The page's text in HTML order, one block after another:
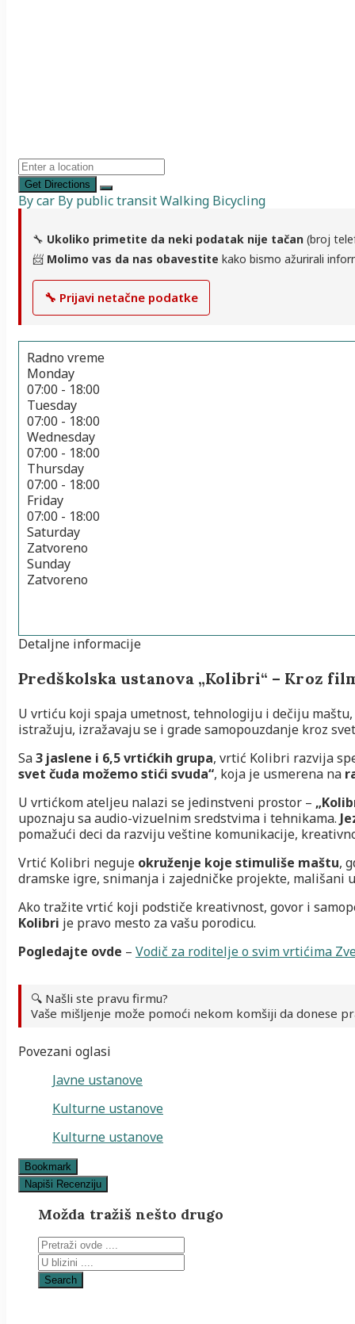
Get Directions
By car By public transitWalking Bicycling
🔧 Ukoliko primetite da neki podatak nije tačan (broj
📨 Molimo vas da nas obavestite kako bismo ažurirali
🔧 Prijavi netačne podatke
Radno vreme
Monday
07:00 - 18:00
Tuesday
07:00 - 18:00
Wednesday
07:00 - 18:00
Thursday
07:00 - 18:00
Friday
07:00 - 18:00
Saturday
Zatvoreno
Sunday
Zatvoreno
Detaljne informacije
Predškolska ustanova „Kolibri“ – Kroz
U vrtiću koji spaja umetnost, tehnologiju i dečiju maštu,
istražuju, izražavaju se i grade samopouzdanje kroz
Sa3 jaslene i 6,5 vrtićkih grupa, vrtić Kolibri razvija
svet čuda možemo stići svuda“, koja je usmerena na
U vrtićkom ateljeu nalazi se jedinstveni prostor –
upoznaju sa audio-vizuelnim sredstvima i tehnikama.
pomažući deci da razviju veštine komunikacije,
Vrtić Kolibri neguje okruženje koje stimuliše maštu,
dramske igre, snimanja i zajedničke projekte, mališani
Ako tražite vrtić koji podstiče kreativnost, govor i
Kolibri je pravo mesto za vašu porodicu.
Pogledajte ovde – Vodič za roditelje o svim vrtićima
🔍 Našli ste pravu firmu?
Vaše mišljenje može pomoći nekom komšiji da donese
Povezani oglasi
Javne ustanove
Kulturne ustanove
Kulturne ustanove
Bookmark
Napiši Recenziju
Možda tražiš nešto drugo
Search